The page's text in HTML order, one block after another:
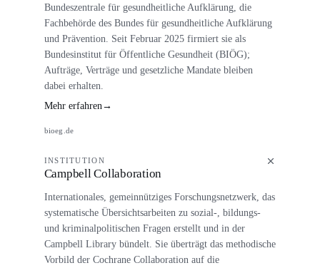
Bundeszentrale für gesundheitliche Aufklärung, die
Fachbehörde des Bundes für gesundheitliche Aufklärung
und Prävention. Seit Februar 2025 firmiert sie als
Bundesinstitut für Öffentliche Gesundheit (BIÖG);
Aufträge, Verträge und gesetzliche Mandate bleiben
dabei erhalten.
Mehr erfahren→
bioeg.de
INSTITUTION
Campbell Collaboration
Internationales, gemeinnütziges Forschungsnetzwerk, das
systematische Übersichtsarbeiten zu sozial-, bildungs-
und kriminalpolitischen Fragen erstellt und in der
Campbell Library bündelt. Sie überträgt das methodische
Vorbild der Cochrane Collaboration auf die